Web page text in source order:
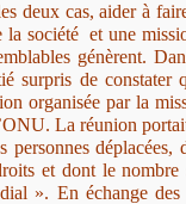
deux cas, aider à
la société et une
génèrent.
surpris de constater
organisée par la
La réunion
personnes
et dont le nombre
». En échange des